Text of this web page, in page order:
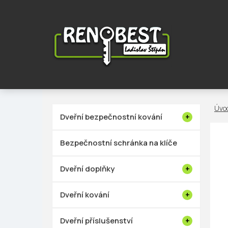
Dveřní bezpečnostní kování
Bezpečnostní schránka na klíče
Dveřní doplňky
Dveřní kování
Dveřní příslušenství